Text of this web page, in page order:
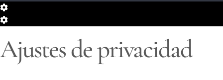
Configuración
de
Box
Configuración
Cookie
Box
Ajustes de privacidad